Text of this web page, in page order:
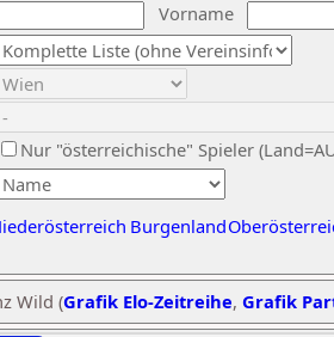
Vorname
Nur "österreichische" Spieler
Burgenland
Wild (Grafik Elo-Zeitreihe, Grafik